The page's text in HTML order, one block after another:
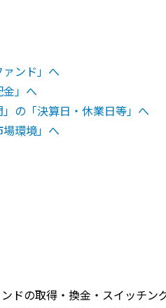
ンド」へ
」へ
の「決算日・休業日等」へ
環境」へ
ドの取得・換金・スイッチ